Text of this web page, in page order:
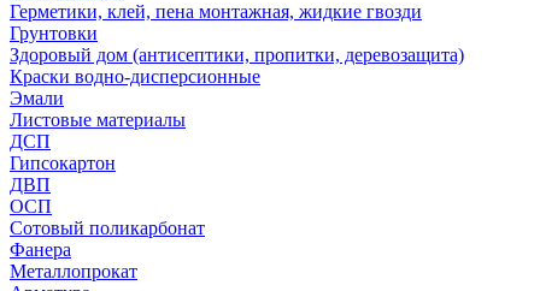
Герметики, клей, пена монтажная, жидкие гвозди
Грунтовки
Здоровый дом (антисептики, пропитки, деревозащита)
Краски водно-дисперсионные
Эмали
Листовые материалы
ДСП
Гипсокартон
ДВП
ОСП
Сотовый поликарбонат
Фанера
Металлопрокат